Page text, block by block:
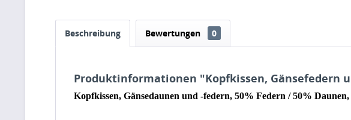
Beschreibung Bewertungen 0
Produktinformationen "Kopfkissen, Gänsefedern
Kopfkissen, Gänsedaunen und -federn, 50% Federn / 50%